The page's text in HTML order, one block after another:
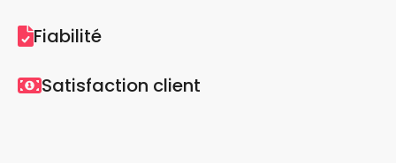
Fiabilité
Satisfaction client